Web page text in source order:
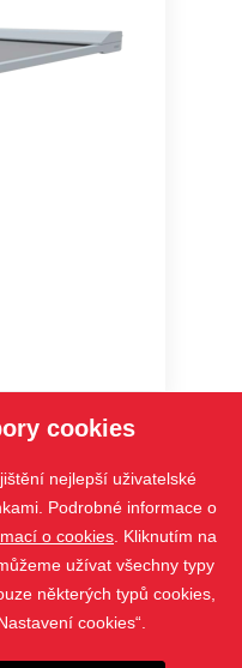
cookies
nejlepší uživatelské
Podrobné informace o
o cookies . Kliknutím na
užívat všechny typy
některých typů cookies,
cookies“.